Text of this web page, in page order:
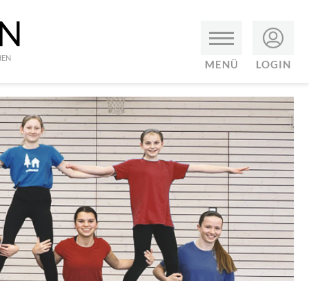
MENÜ LOGIN